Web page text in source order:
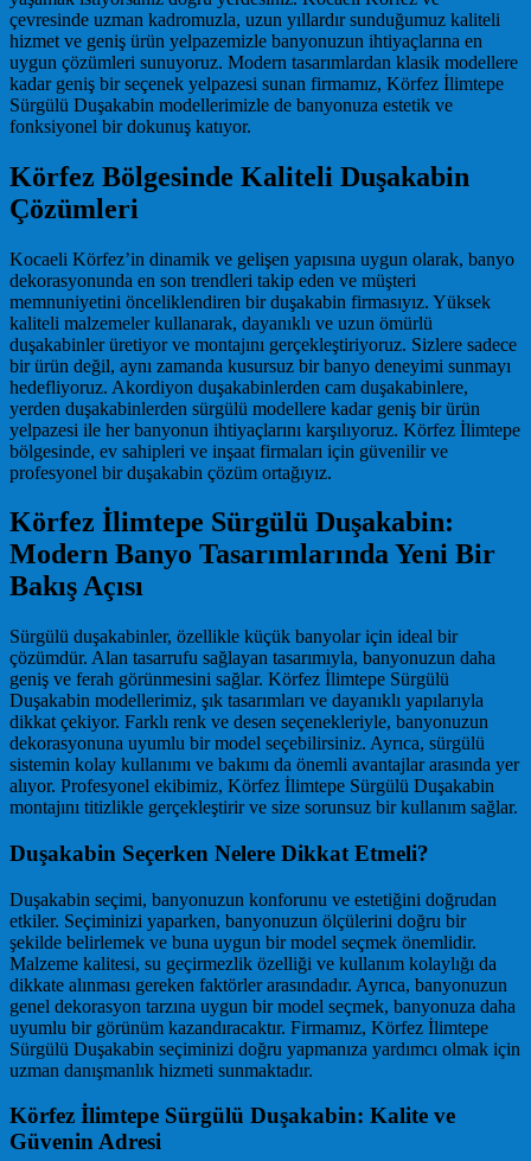
çevresinde uzman kadromuzla, uzun yıllardır sunduğumuz kaliteli
hizmet ve geniş ürün yelpazemizle banyonuzun ihtiyaçlarına en
uygun çözümleri sunuyoruz. Modern tasarımlardan klasik modellere
kadar geniş bir seçenek yelpazesi sunan firmamız, Körfez İlimtepe
Sürgülü Duşakabin modellerimizle de banyonuza estetik ve
fonksiyonel bir dokunuş katıyor.
Körfez Bölgesinde Kaliteli Duşakabin
Çözümleri
Kocaeli Körfez’in dinamik ve gelişen yapısına uygun olarak, banyo
dekorasyonunda en son trendleri takip eden ve müşteri
memnuniyetini önceliklendiren bir duşakabin firmasıyız. Yüksek
kaliteli malzemeler kullanarak, dayanıklı ve uzun ömürlü
duşakabinler üretiyor ve montajını gerçekleştiriyoruz. Sizlere sadece
bir ürün değil, aynı zamanda kusursuz bir banyo deneyimi sunmayı
hedefliyoruz. Akordiyon duşakabinlerden cam duşakabinlere,
yerden duşakabinlerden sürgülü modellere kadar geniş bir ürün
yelpazesi ile her banyonun ihtiyaçlarını karşılıyoruz. Körfez İlimtepe
bölgesinde, ev sahipleri ve inşaat firmaları için güvenilir ve
profesyonel bir duşakabin çözüm ortağıyız.
Körfez İlimtepe Sürgülü Duşakabin:
Modern Banyo Tasarımlarında Yeni Bir
Bakış Açısı
Sürgülü duşakabinler, özellikle küçük banyolar için ideal bir
çözümdür. Alan tasarrufu sağlayan tasarımıyla, banyonuzun daha
geniş ve ferah görünmesini sağlar. Körfez İlimtepe Sürgülü
Duşakabin modellerimiz, şık tasarımları ve dayanıklı yapılarıyla
dikkat çekiyor. Farklı renk ve desen seçenekleriyle, banyonuzun
dekorasyonuna uyumlu bir model seçebilirsiniz. Ayrıca, sürgülü
sistemin kolay kullanımı ve bakımı da önemli avantajlar arasında yer
alıyor. Profesyonel ekibimiz, Körfez İlimtepe Sürgülü Duşakabin
montajını titizlikle gerçekleştirir ve size sorunsuz bir kullanım sağlar.
Duşakabin Seçerken Nelere Dikkat Etmeli?
Duşakabin seçimi, banyonuzun konforunu ve estetiğini doğrudan
etkiler. Seçiminizi yaparken, banyonuzun ölçülerini doğru bir
şekilde belirlemek ve buna uygun bir model seçmek önemlidir.
Malzeme kalitesi, su geçirmezlik özelliği ve kullanım kolaylığı da
dikkate alınması gereken faktörler arasındadır. Ayrıca, banyonuzun
genel dekorasyon tarzına uygun bir model seçmek, banyonuza daha
uyumlu bir görünüm kazandıracaktır. Firmamız, Körfez İlimtepe
Sürgülü Duşakabin seçiminizi doğru yapmanıza yardımcı olmak için
uzman danışmanlık hizmeti sunmaktadır.
Körfez İlimtepe Sürgülü Duşakabin: Kalite ve
Güvenin Adresi